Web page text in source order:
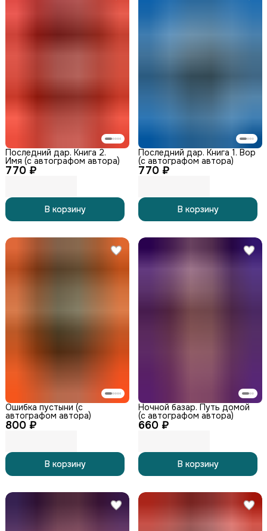
770 ₽
Последний дар. Книга 2.
Имя (с автографом автора)
В корзину
770 ₽
Последний дар. Книга 1. Вор
(с автографом автора)
В корзину
800 ₽
Ошибка пустыни (с
автографом автора)
В корзину
660 ₽
Ночной базар. Путь домой
(с автографом автора)
В корзину